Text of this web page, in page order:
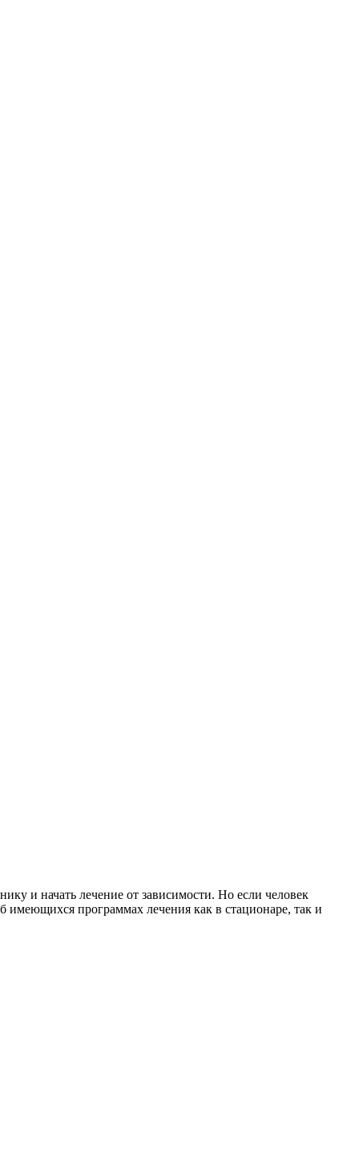
и начать лечение от зависимости. Но если человек
программах лечения как в стационаре, так и